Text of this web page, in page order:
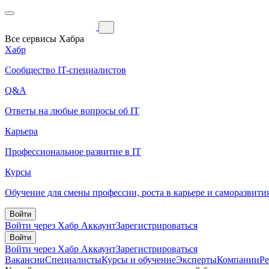
Все сервисы Хабра
Хабр
Сообщество IT-специалистов
Q&A
Ответы на любые вопросы об IT
Карьера
Профессиональное развитие в IT
Курсы
Обучение для смены профессии, роста в карьере и
Войти
Войти через Хабр АккаунтЗарегистрироваться
Войти
Войти через Хабр АккаунтЗарегистрироваться
ВакансииСпециалистыКурсы и обучениеЭкспертыКомпании